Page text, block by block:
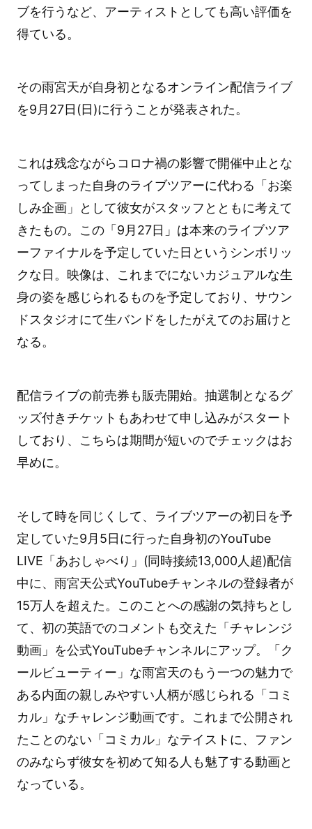
ブを行うなど、アーティストとしても高い評価を
得ている。
その雨宮天が自身初となるオンライン配信ライブ
を9月27日(日)に行うことが発表された。
これは残念ながらコロナ禍の影響で開催中止とな
ってしまった自身のライブツアーに代わる「お楽
しみ企画」として彼女がスタッフとともに考えて
きたもの。この「9月27日」は本来のライブツア
ーファイナルを予定していた日というシンボリッ
クな日。映像は、これまでにないカジュアルな生
身の姿を感じられるものを予定しており、サウン
ドスタジオにて生バンドをしたがえてのお届けと
なる。
配信ライブの前売券も販売開始。抽選制となるグ
ッズ付きチケットもあわせて申し込みがスタート
しており、こちらは期間が短いのでチェックはお
早めに。
そして時を同じくして、ライブツアーの初日を予
定していた9月5日に行った自身初のYouTube
LIVE「あおしゃべり」(同時接続13,000人超)配信
中に、雨宮天公式YouTubeチャンネルの登録者が
15万人を超えた。このことへの感謝の気持ちとし
て、初の英語でのコメントも交えた「チャレンジ
動画」を公式YouTubeチャンネルにアップ。「ク
ールビューティー」な雨宮天のもう一つの魅力で
ある内面の親しみやすい人柄が感じられる「コミ
カル」なチャレンジ動画です。これまで公開され
たことのない「コミカル」なテイストに、ファン
のみならず彼女を初めて知る人も魅了する動画と
なっている。